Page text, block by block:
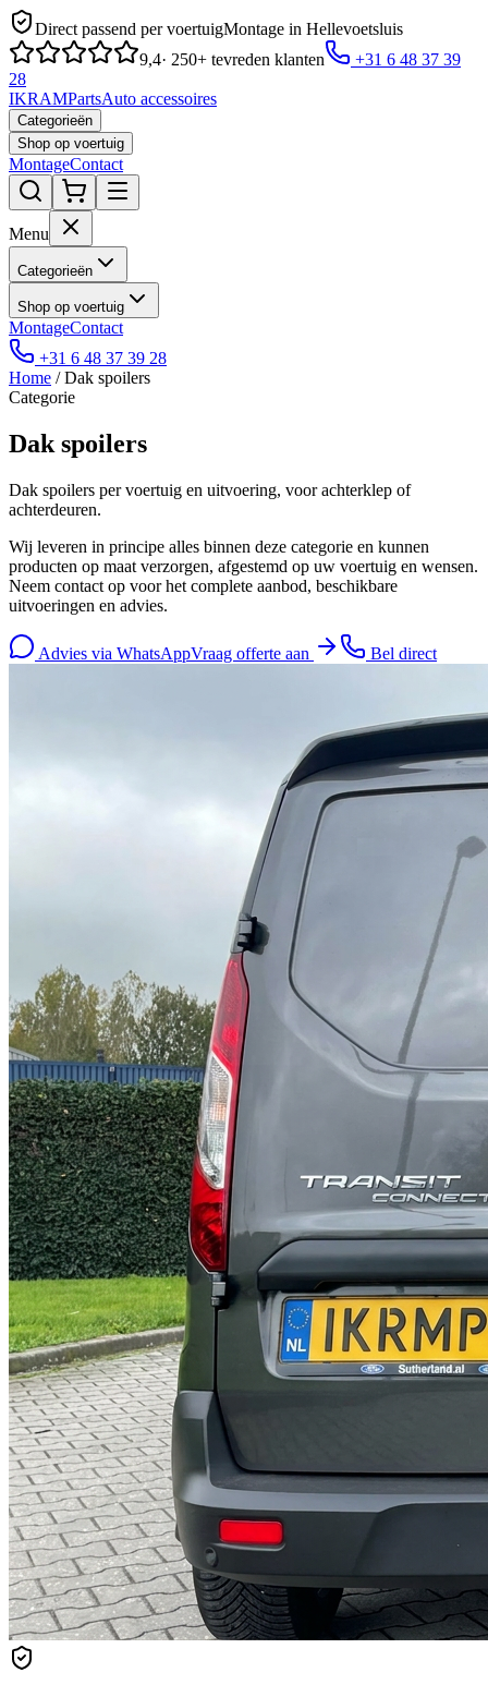
Direct passend per voertuigMontage in Hellevoetsluis
9,4· 250+ tevreden klanten
+31 6 48 37 39
28
IKRAMPartsAuto accessoires
Categorieën
Shop op voertuig
MontageContact
Menu
Categorieën
Shop op voertuig
MontageContact
+31 6 48 37 39 28
Home /Dak spoilers
Categorie
Dak spoilers
Dak spoilers per voertuig en uitvoering, voor achterklep of
achterdeuren.
Wij leveren in principe alles binnen deze categorie en kunnen
producten op maat verzorgen, afgestemd op uw voertuig en wensen.
Neem contact op voor het complete aanbod, beschikbare
uitvoeringen en advies.
Advies via WhatsAppVraag offerte aan Bel direct